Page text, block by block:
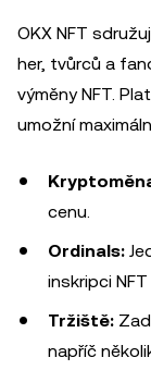
OKX NFT
her, tvůrců a
výměny NFT.
umožní
cenu.
Ordinals:
inskripci
Tržiště:
napříč